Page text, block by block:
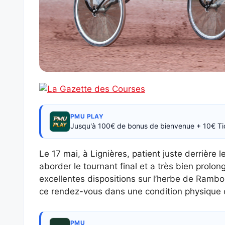
PMU PLAY
Jusqu'à 100€ de bonus de bienvenue + 10€
Le 17 mai, à Lignières, patient juste derrière
aborder le tournant final et a très bien
excellentes dispositions sur l’herbe de
ce rendez-vous dans une condition
PMU